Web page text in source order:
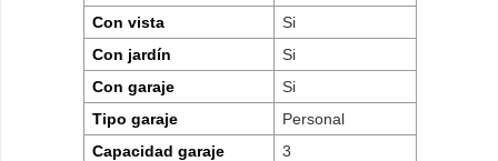
Con vista
Si
Con jardín
Si
Con garaje
Si
Tipo garaje
Personal
Capacidad garaje
3